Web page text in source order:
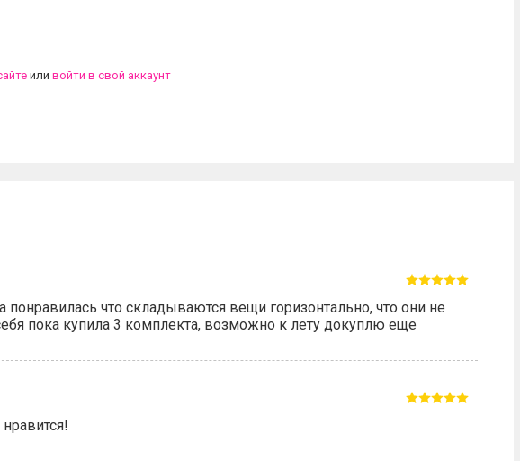
или войти в свой аккаунт
что складываются вещи горизонтально, что они не
пока купила 3 комплекта, возможно к лету докуплю еще